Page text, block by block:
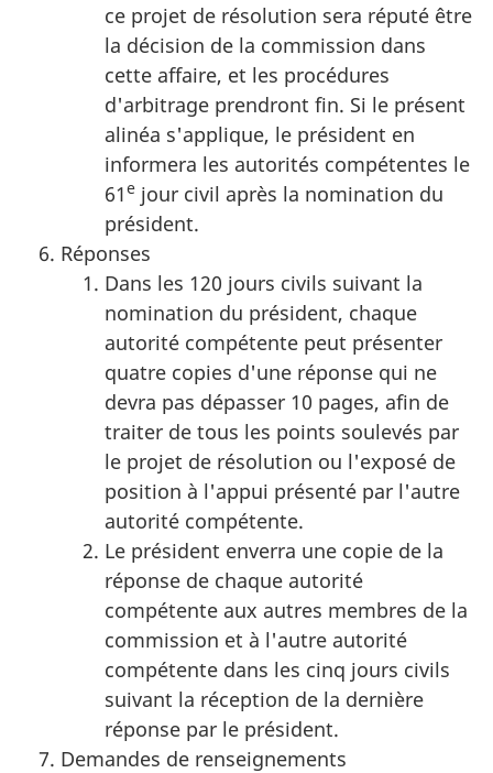
ce projet de résolution sera réputé être
la décision de la commission dans
cette affaire, et les procédures
d'arbitrage prendront fin. Si le présent
alinéa s'applique, le président en
informera les autorités compétentes le
61e jour civil après la nomination du
président.
Réponses
Dans les 120 jours civils suivant la
nomination du président, chaque
autorité compétente peut présenter
quatre copies d'une réponse qui ne
devra pas dépasser 10 pages, afin de
traiter de tous les points soulevés par
le projet de résolution ou l'exposé de
position à l'appui présenté par l'autre
autorité compétente.
Le président enverra une copie de la
réponse de chaque autorité
compétente aux autres membres de la
commission et à l'autre autorité
compétente dans les cinq jours civils
suivant la réception de la dernière
réponse par le président.
Demandes de renseignements